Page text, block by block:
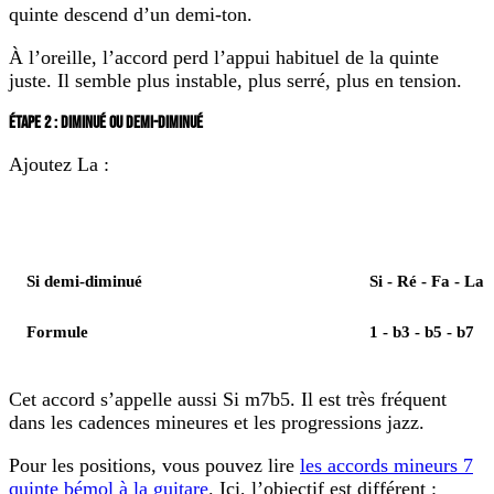
quinte descend d’un demi-ton.
À l’oreille, l’accord perd l’appui habituel de la quinte
juste. Il semble plus instable, plus serré, plus en tension.
ÉTAPE 2 : DIMINUÉ OU DEMI-DIMINUÉ
Ajoutez La :
Si demi-diminué Si - Ré - Fa - La
Formule 1 - b3 - b5 - b7
Cet accord s’appelle aussi Si m7b5. Il est très fréquent
dans les cadences mineures et les progressions jazz.
Pour les positions, vous pouvez lire les accords mineurs 7
quinte bémol à la guitare. Ici, l’objectif est différent :